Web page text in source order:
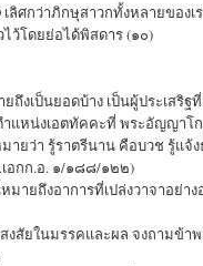
ลิศกว่าภิกษุสาวกทั้งหลายของเ
ว้โดยย่อได้พิสดาร (๑๐)
ถึงเป็นยอดบ้าง เป็นผู้ประเสริ
แหน่งเอตทัคคะที่ พระอัญญา
ายว่า รู้ราตรีนาน คือบวช รู้แ
อกก.อ. ๑/๑๘๘/๑๒๒)
ายถึงอาการที่เปล่งวาจาอย่
สัยในมรรคและผล จงถามข้า